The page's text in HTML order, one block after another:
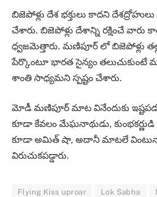
బిజెపోళ్లు దేశ భక్తులు కాదని దేశద్రోహులు
చేశారు. బిజెపోళ్లు దేశాన్ని రక్షించే వారు
ధ్వజమెత్తారు. మణిపూర్ లో బిజెపోళ్లు
పేర్కొంటూ భారత సైన్యం
శాంతి సాధ్యమని స్పష్టం చేశారు.
మోడీ మణిపూర్ మాట వినేందుకు
కూడా కేవలం మేఘనాథుడు,
కూడా అమిత్ షా, అదానీ మాటలే
విరుచుకపడ్డారు.
Flying Kiss uproar Lok Sabha